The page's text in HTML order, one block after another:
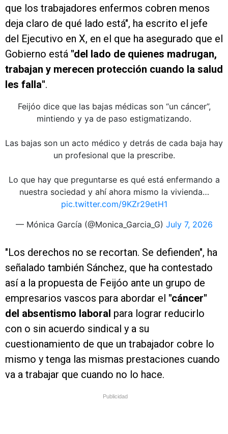
que los trabajadores enfermos cobren menos
deja claro de qué lado está", ha escrito el jefe
del Ejecutivo en X, en el que ha asegurado que el
Gobierno está "del lado de quienes madrugan,
trabajan y merecen protección cuando la salud
les falla".
Feijóo dice que las bajas médicas son “un cáncer”,
mintiendo y ya de paso estigmatizando.
Las bajas son un acto médico y detrás de cada baja hay
un profesional que la prescribe.
Lo que hay que preguntarse es qué está enfermando a
nuestra sociedad y ahí ahora mismo la vivienda…
pic.twitter.com/9KZr29etH1
— Mónica García (@Monica_Garcia_G) July 7, 2026
"Los derechos no se recortan. Se defienden", ha
señalado también Sánchez, que ha contestado
así a la propuesta de Feijóo ante un grupo de
empresarios vascos para abordar el "cáncer"
del absentismo laboral para lograr reducirlo
con o sin acuerdo sindical y a su
cuestionamiento de que un trabajador cobre lo
mismo y tenga las mismas prestaciones cuando
va a trabajar que cuando no lo hace.
Publicidad